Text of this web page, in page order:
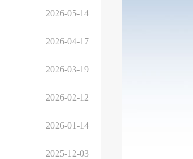
2026-05-14
2026-04-17
2026-03-19
2026-02-12
2026-01-14
2025-12-03